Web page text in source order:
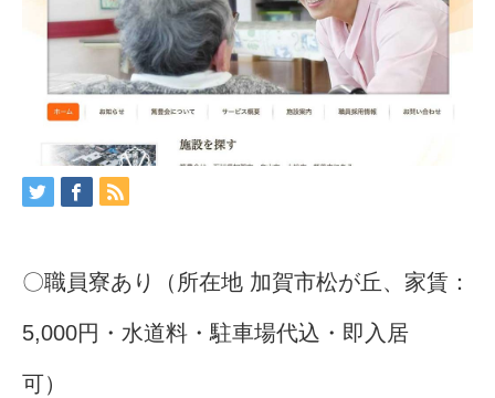
〇職員寮あり（所在地 加賀市松が丘、家賃：
5,000円・水道料・駐車場代込・即入居
可）